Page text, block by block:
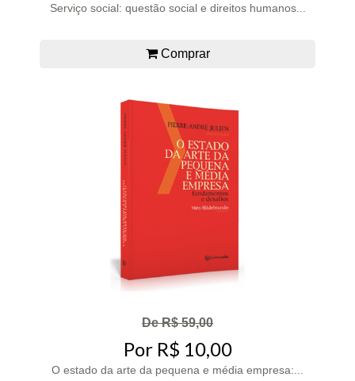
Serviço social: questão social e direitos humanos...
Comprar
De R$ 59,00
Por R$ 10,00
O estado da arte da pequena e média empresa:...